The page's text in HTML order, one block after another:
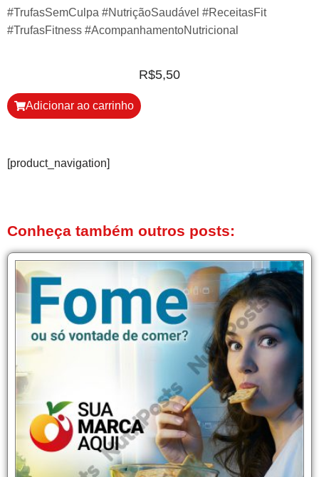
#TrufasSemCulpa #NutriçãoSaudável #ReceitasFit
#TrufasFitness #AcompanhamentoNutricional
R$5,50
Adicionar ao carrinho
[product_navigation]
Conheça também outros posts: